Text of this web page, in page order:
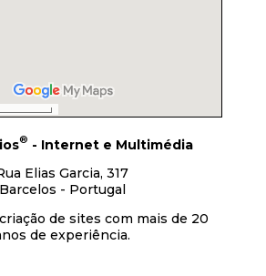
® - Internet e Multimédia
Elias Garcia, 317
Barcelos - Portugal
de sites com mais de 20
de experiência.